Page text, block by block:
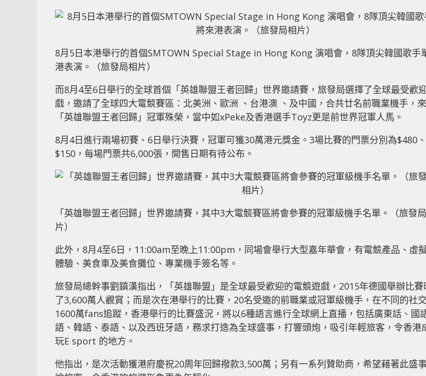
8月5日本港舉行的首個SMTOWN Special Stage in Hong Kong 演唱會，8隊頂尖韓國歌手
港表演。（旅發局相片）
而8月4至6日舉行的全球首個「英雄聯盟王者回歸」世界邀請賽，旅發局選擇了全球最受歡
戲，邀請了全球四大電競賽區：北美洲、歐洲 、台港澳 、及中國，合共廿名前職業機手，
「英雄聯盟王者回歸」冠軍殊榮，當中如xPeke及香港選手Toyz更是前世界冠軍人馬。
8月4日進行兩場初賽、6日舉行決賽，冠軍可獲30萬港元獎金。3場比賽的門票分別為$480
$150，每場門票共6,000張，開售日期有待公布。
「英雄聯盟王者回歸」世界邀請賽，其中3大電競賽區將會參賽的冠軍級機手名單。（旅發
片）
此外，8月4至6日，11:00am至晚上11:00pm，同場會舉行大型嘉年華會，有電競產品、虛
體驗、美食車及美食攤位、專業機手簽名等。
旅發局總幹事劉鎮漢指出，「英雄聯盟」是全球最受歡迎的電競遊戲，2015年德國舉辦比
了3,600萬人觀賞；而是次在港舉行的比賽，20名受邀的前職業或冠軍級機手，在不同的社
1600萬fans追蹤，香港舉行的比賽盛況，將以6種語言進行全球網上直播，包括廣東話、國
語、韓語、泰語、以及西班牙語，務求打造為全球盛事，打響頭炮，吸引年輕旅客，令香港
玩E sport 的地方。
他指出，是次活動獲港府慶祝20周年回歸撥款3,500萬；另有一系列贊助商，希望藉著此盛